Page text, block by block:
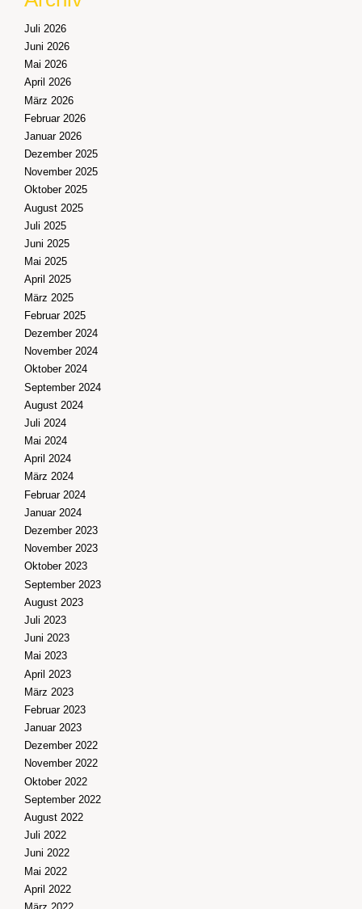
Juli 2026
Juni 2026
Mai 2026
April 2026
März 2026
Februar 2026
Januar 2026
Dezember 2025
November 2025
Oktober 2025
August 2025
Juli 2025
Juni 2025
Mai 2025
April 2025
März 2025
Februar 2025
Dezember 2024
November 2024
Oktober 2024
September 2024
August 2024
Juli 2024
Mai 2024
April 2024
März 2024
Februar 2024
Januar 2024
Dezember 2023
November 2023
Oktober 2023
September 2023
August 2023
Juli 2023
Juni 2023
Mai 2023
April 2023
März 2023
Februar 2023
Januar 2023
Dezember 2022
November 2022
Oktober 2022
September 2022
August 2022
Juli 2022
Juni 2022
Mai 2022
April 2022